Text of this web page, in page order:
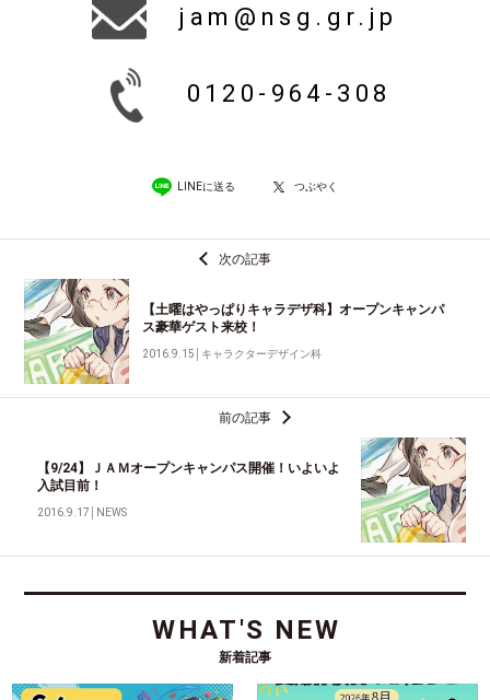
jam@nsg.gr.jp
0120-964-308
LINEに送る つぶやく
次の記事
【土曜はやっぱりキャラデザ科】オープンキャンパ
ス豪華ゲスト来校！
2016.9.15 キャラクターデザイン科
前の記事
【9/24】ＪＡＭオープンキャンパス開催！いよいよ
入試目前！
2016.9.17 NEWS
WHAT'S NEW
新着記事